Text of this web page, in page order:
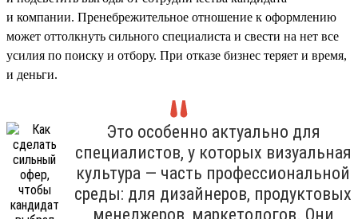
и компании. Пренебрежительное отношение к оформлению
может оттолкнуть сильного специалиста и свести на нет все
усилия по поиску и отбору. При отказе бизнес теряет и время,
и деньги.
Это особенно актуально для
специалистов, у которых визуальная
культура — часть профессиональной
среды: для дизайнеров, продуктовых
менеджеров, маркетологов. Они